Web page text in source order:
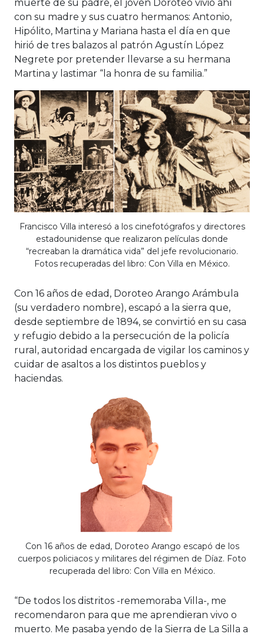
muerte de su padre, el joven Doroteo vivió ahí
con su madre y sus cuatro hermanos: Antonio,
Hipólito, Martina y Mariana hasta el día en que
hirió de tres balazos al patrón Agustín López
Negrete por pretender llevarse a su hermana
Martina y lastimar “la honra de su familia.”
Francisco Villa interesó a los cinefotógrafos y directores
estadounidense que realizaron películas donde
“recreaban la dramática vida” del jefe revolucionario.
Fotos recuperadas del libro: Con Villa en México.
Con 16 años de edad, Doroteo Arango Arámbula
(su verdadero nombre), escapó a la sierra que,
desde septiembre de 1894, se convirtió en su casa
y refugio debido a la persecución de la policía
rural, autoridad encargada de vigilar los caminos y
cuidar de asaltos a los distintos pueblos y
haciendas.
Con 16 años de edad, Doroteo Arango escapó de los
cuerpos policiacos y militares del régimen de Díaz. Foto
recuperada del libro: Con Villa en México.
“De todos los distritos -rememoraba Villa-, me
recomendaron para que me aprendieran vivo o
muerto. Me pasaba yendo de la Sierra de La Silla a